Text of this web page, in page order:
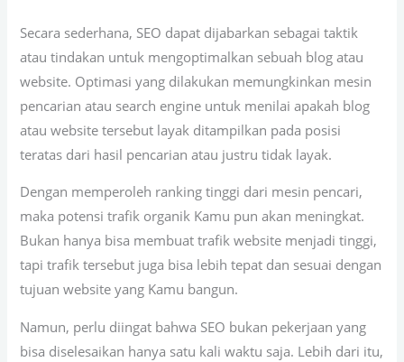
Secara sederhana, SEO dapat dijabarkan sebagai taktik
atau tindakan untuk mengoptimalkan sebuah blog atau
website. Optimasi yang dilakukan memungkinkan mesin
pencarian atau search engine untuk menilai apakah blog
atau website tersebut layak ditampilkan pada posisi
teratas dari hasil pencarian atau justru tidak layak.
Dengan memperoleh ranking tinggi dari mesin pencari,
maka potensi trafik organik Kamu pun akan meningkat.
Bukan hanya bisa membuat trafik website menjadi tinggi,
tapi trafik tersebut juga bisa lebih tepat dan sesuai dengan
tujuan website yang Kamu bangun.
Namun, perlu diingat bahwa SEO bukan pekerjaan yang
bisa diselesaikan hanya satu kali waktu saja. Lebih dari itu,